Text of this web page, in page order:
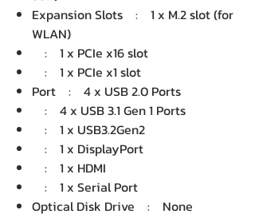
Expansion Slots : 1 x M.2 slot (for
WLAN)
: 1 x PCIe x16 slot
: 1 x PCIe x1 slot
Port : 4 x USB 2.0 Ports
: 4 x USB 3.1 Gen 1 Ports
: 1 x USB3.2Gen2
: 1 x DisplayPort
: 1 x HDMI
: 1 x Serial Port
Optical Disk Drive : None